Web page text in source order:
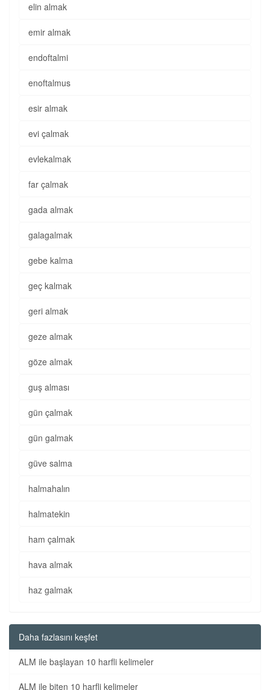
elin almak
emir almak
endoftalmi
enoftalmus
esir almak
evi çalmak
evlekalmak
far çalmak
gada almak
galagalmak
gebe kalma
geç kalmak
geri almak
geze almak
göze almak
guş alması
gün çalmak
gün galmak
güve salma
halmahalın
halmatekin
ham çalmak
hava almak
haz galmak
Daha fazlasını keşfet
ALM ile başlayan 10 harfli kelimeler
ALM ile biten 10 harfli kelimeler